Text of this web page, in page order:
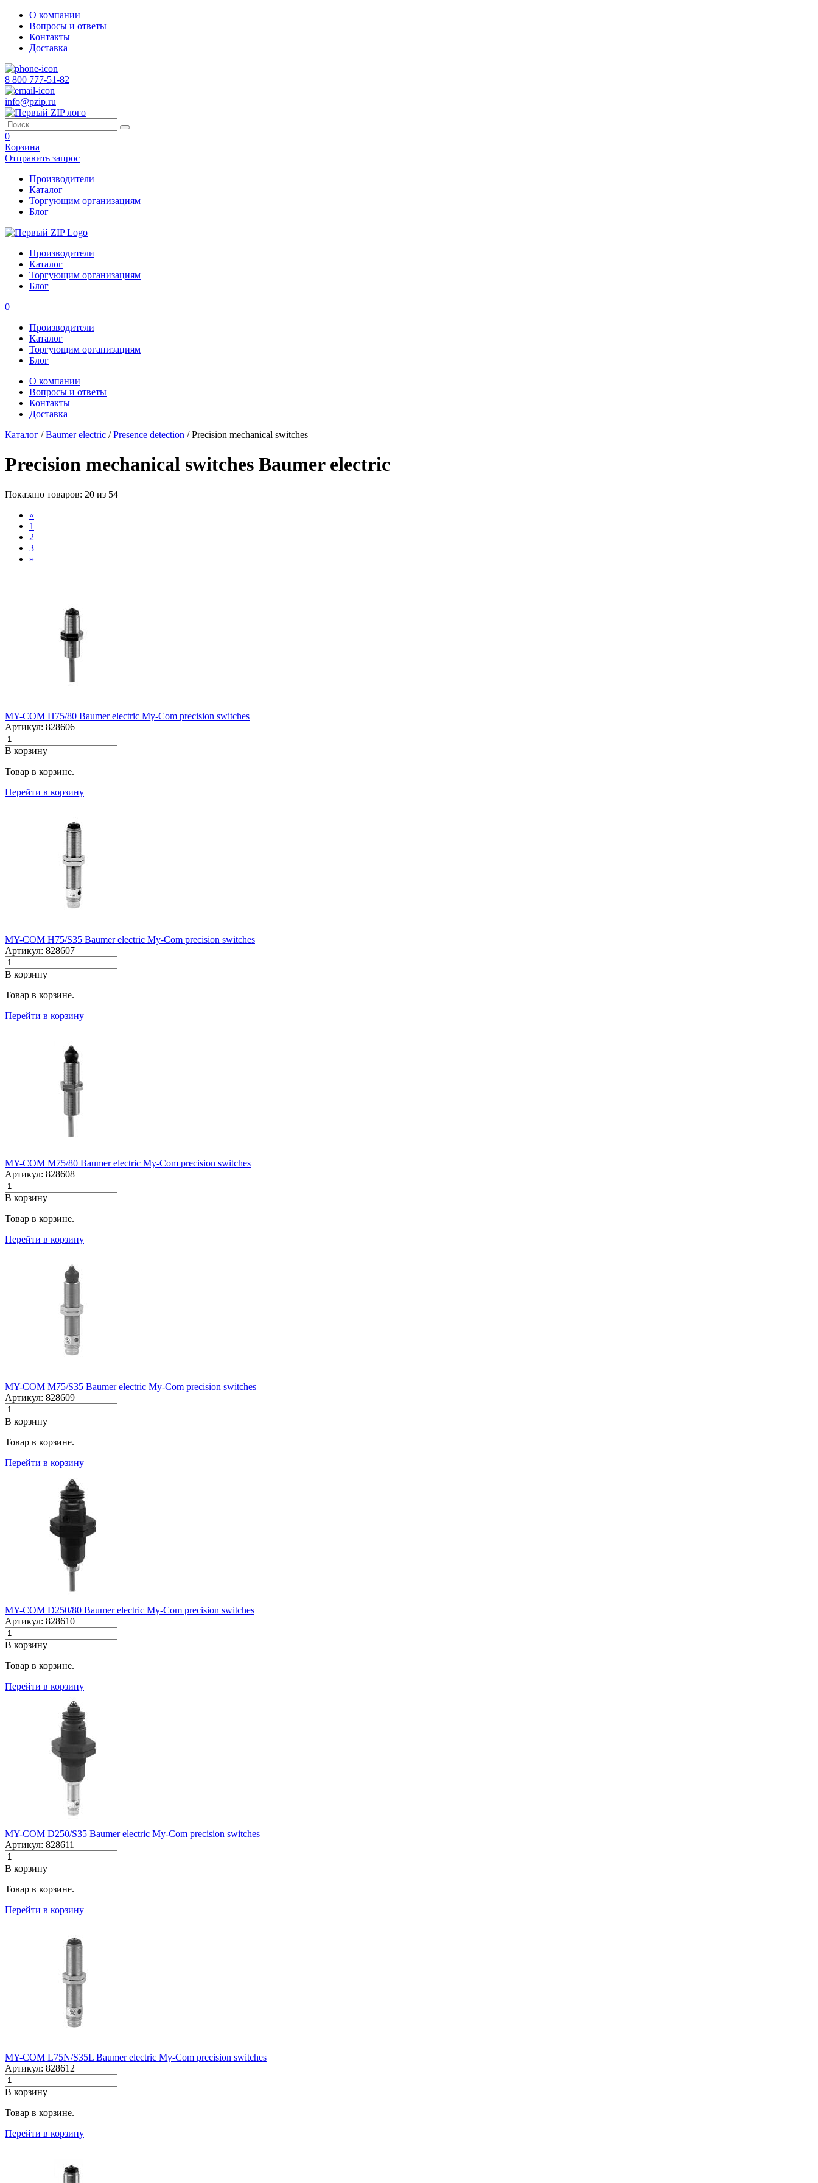
О компании
Вопросы и ответы
Контакты
Доставка
8 800 777-51-82
info@pzip.ru
0
Корзина
Отправить запрос
Производители
Каталог
Торгующим организациям
Блог
Производители
Каталог
Торгующим организациям
Блог
0
Производители
Каталог
Торгующим организациям
Блог
О компании
Вопросы и ответы
Контакты
Доставка
Каталог /Baumer electric /Presence detection /Precision mechanical switches
Precision mechanical switches Baumer electric
Показано товаров: 20 из 54
«
1
2
3
»
MY-COM H75/80 Baumer electric My-Com precision switches
Артикул: 828606
В корзину
Товар в корзине.
Перейти в корзину
MY-COM H75/S35 Baumer electric My-Com precision switches
Артикул: 828607
В корзину
Товар в корзине.
Перейти в корзину
MY-COM M75/80 Baumer electric My-Com precision switches
Артикул: 828608
В корзину
Товар в корзине.
Перейти в корзину
MY-COM M75/S35 Baumer electric My-Com precision switches
Артикул: 828609
В корзину
Товар в корзине.
Перейти в корзину
MY-COM D250/80 Baumer electric My-Com precision switches
Артикул: 828610
В корзину
Товар в корзине.
Перейти в корзину
MY-COM D250/S35 Baumer electric My-Com precision switches
Артикул: 828611
В корзину
Товар в корзине.
Перейти в корзину
MY-COM L75N/S35L Baumer electric My-Com precision switches
Артикул: 828612
В корзину
Товар в корзине.
Перейти в корзину